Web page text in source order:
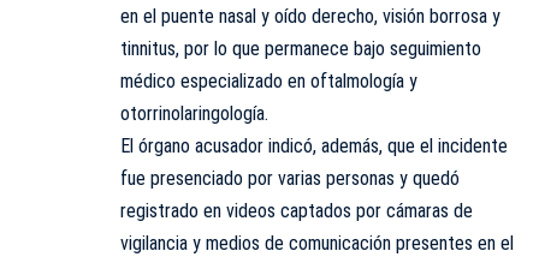
en el puente nasal y oído derecho, visión borrosa y
tinnitus, por lo que permanece bajo seguimiento
médico especializado en oftalmología y
otorrinolaringología.
El órgano acusador indicó, además, que el incidente
fue presenciado por varias personas y quedó
registrado en videos captados por cámaras de
vigilancia y medios de comunicación presentes en el